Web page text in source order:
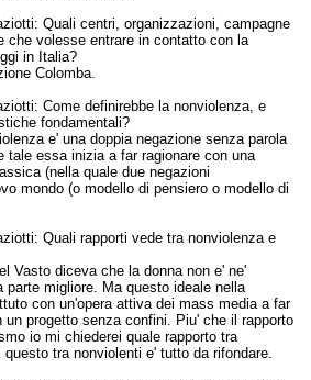
Quali centri, organizzazioni, campagne
che volesse entrare in contatto con la
in Italia?
Colomba.
Come definirebbe la nonviolenza, e
fondamentali?
e' una doppia negazione senza parola
tale essa inizia a far ragionare con una
(nella quale due negazioni
mondo (o modello di pensiero o modello di
Quali rapporti vede tra nonviolenza e
Vasto diceva che la donna non e' ne'
parte migliore. Ma questo ideale nella
con un'opera attiva dei mass media a far
un progetto senza confini. Piu' che il rapporto
io mi chiederei quale rapporto tra
tra nonviolenti e' tutto da rifondare.